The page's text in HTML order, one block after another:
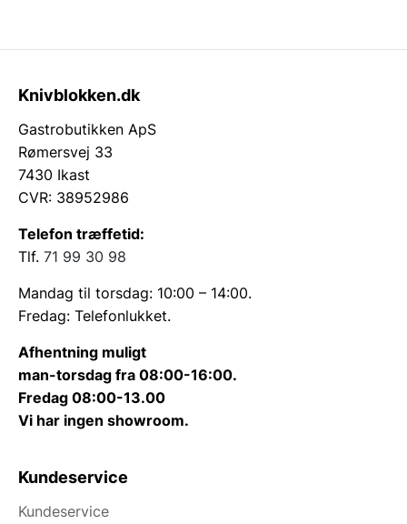
Knivblokken.dk
Gastrobutikken ApS
Rømersvej 33
7430 Ikast
CVR: 38952986
Telefon træffetid:
Tlf. 71 99 30 98
Mandag til torsdag: 10:00 – 14:00.
Fredag: Telefonlukket.
Afhentning muligt
man-torsdag fra 08:00-16:00.
Fredag 08:00-13.00
Vi har ingen showroom.
Kundeservice
Kundeservice